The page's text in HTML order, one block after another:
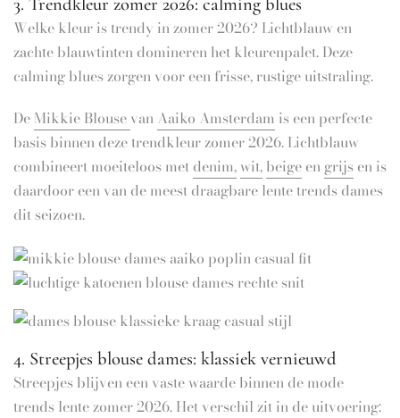
Welke kleur is trendy in zomer 2026? Lichtblauw en
zachte blauwtinten domineren het kleurenpalet. Deze
calming blues zorgen voor een frisse, rustige uitstraling.
De Mikkie Blouse van Aaiko Amsterdam is een perfecte
basis binnen deze trendkleur zomer 2026. Lichtblauw
combineert moeiteloos met denim, wit, beige en grijs en is
daardoor een van de meest draagbare lente trends dames
dit seizoen.
4. Streepjes blouse dames: klassiek vernieuwd
Streepjes blijven een vaste waarde binnen de mode
trends lente zomer 2026. Het verschil zit in de uitvoering: